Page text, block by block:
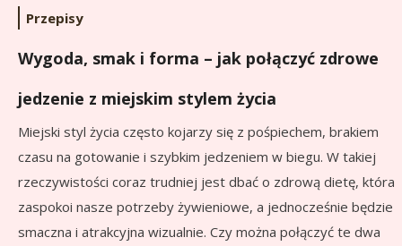
Przepisy
Wygoda, smak i forma – jak połączyć zdrowe
jedzenie z miejskim stylem życia
Miejski styl życia często kojarzy się z pośpiechem, brakiem
czasu na gotowanie i szybkim jedzeniem w biegu. W takiej
rzeczywistości coraz trudniej jest dbać o zdrową dietę, która
zaspokoi nasze potrzeby żywieniowe, a jednocześnie będzie
smaczna i atrakcyjna wizualnie. Czy można połączyć te dwa